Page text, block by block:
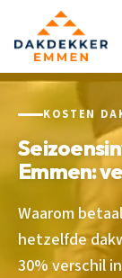
KOSTEN
Emmen:
Waarom
hetzelfde
30% verschil